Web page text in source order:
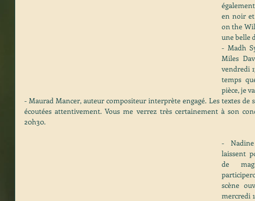
en noir et
on the
une belle
- Madh
Miles
vendredi
temps
pièce, je
- Maurad Mancer, auteur compositeur interprète engagé. Les textes de
écoutées attentivement. Vous me verrez très certainement à son
20h30.
-
laissent
de
scène
mercredi